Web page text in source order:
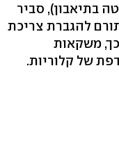
בתיאבון), סביר
להגברת צריכת
משקאות
של קלוריות.